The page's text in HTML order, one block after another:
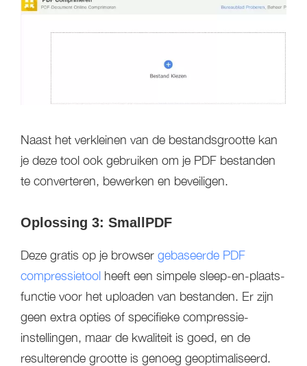
Naast het verkleinen van de bestandsgrootte kan
je deze tool ook gebruiken om je PDF bestanden
te converteren, bewerken en beveiligen.
Oplossing 3: SmallPDF
Deze gratis op je browser gebaseerde PDF
compressietool heeft een simpele sleep-en-plaats-
functie voor het uploaden van bestanden. Er zijn
geen extra opties of specifieke compressie-
instellingen, maar de kwaliteit is goed, en de
resulterende grootte is genoeg geoptimaliseerd.